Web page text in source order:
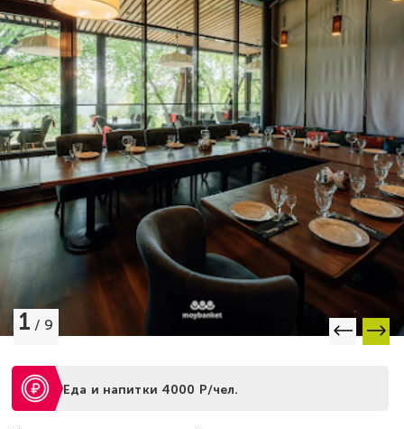
1 / 9
Еда и напитки 4000 Р/чел.